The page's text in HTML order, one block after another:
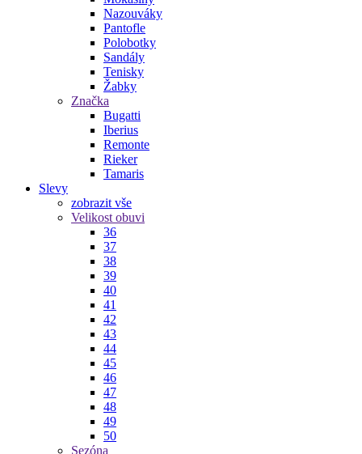
Nazouváky
Pantofle
Polobotky
Sandály
Tenisky
Žabky
Značka
Bugatti
Iberius
Remonte
Rieker
Tamaris
Slevy
zobrazit vše
Velikost obuvi
36
37
38
39
40
41
42
43
44
45
46
47
48
49
50
Sezóna